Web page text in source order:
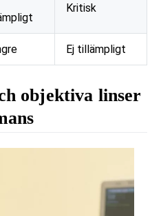
Kritisk
Ej tillämpligt
objektiva linser